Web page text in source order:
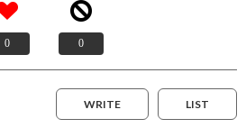
0 0
LIST
WRITE